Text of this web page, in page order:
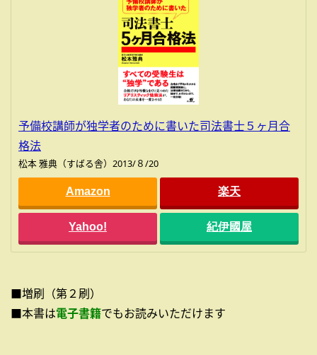
予備校講師が独学者のために書いた司法書士５ヶ月合
格法
松本 雅典（すばる舎）2013/８/20
Amazon 楽天
Yahoo! 紀伊國屋
■増刷（第２刷）
■本書は電子書籍でもお読みいただけます